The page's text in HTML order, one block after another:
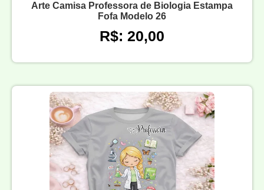
Arte Camisa Professora de Biologia Estampa
Fofa Modelo 26
R$: 20,00